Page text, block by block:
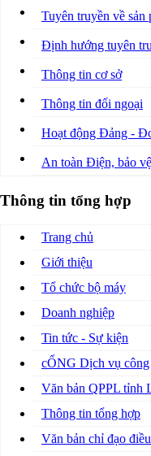
Tuyên truyền về sản
Định hướng tuyên
Thông tin cơ sở
Thông tin đối ngoại
Hoạt động Đảng -
An toàn Điện, bảo
Thông tin tổng hợp
Trang chủ
Giới thiệu
Tổ chức bộ máy
Doanh nghiệp
Tin tức - Sự kiện
cỔNG Dịch vụ công
Văn bản QPPL tỉnh
Thông tin tổng hợp
Văn bản chỉ đạo